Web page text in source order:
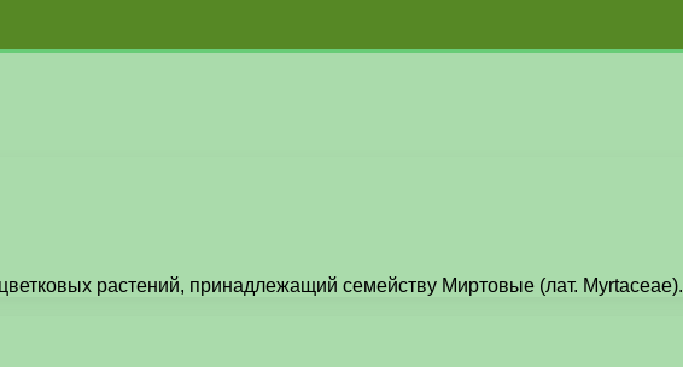
растений, принадлежащий семейству Миртовые (лат. Myrtaceae).